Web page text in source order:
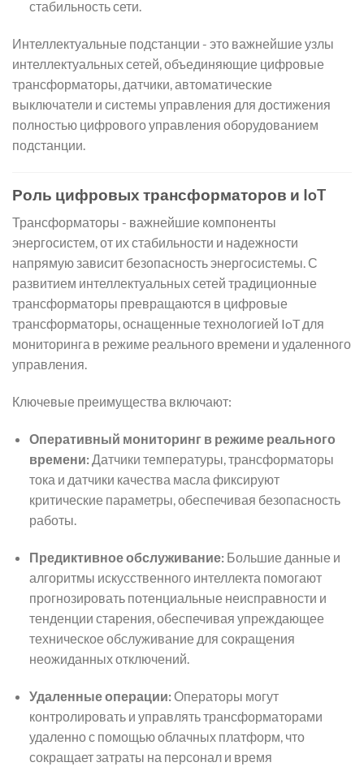
стабильность сети.
Интеллектуальные подстанции - это важнейшие узлы
интеллектуальных сетей, объединяющие цифровые
трансформаторы, датчики, автоматические
выключатели и системы управления для достижения
полностью цифрового управления оборудованием
подстанции.
Роль цифровых трансформаторов и IoT
Трансформаторы - важнейшие компоненты
энергосистем, от их стабильности и надежности
напрямую зависит безопасность энергосистемы. С
развитием интеллектуальных сетей традиционные
трансформаторы превращаются в цифровые
трансформаторы, оснащенные технологией IoT для
мониторинга в режиме реального времени и удаленного
управления.
Ключевые преимущества включают:
Оперативный мониторинг в режиме реального
времени:Датчики температуры, трансформаторы
тока и датчики качества масла фиксируют
критические параметры, обеспечивая безопасность
работы.
Предиктивное обслуживание:Большие данные и
алгоритмы искусственного интеллекта помогают
прогнозировать потенциальные неисправности и
тенденции старения, обеспечивая упреждающее
техническое обслуживание для сокращения
неожиданных отключений.
Удаленные операции:Операторы могут
контролировать и управлять трансформаторами
удаленно с помощью облачных платформ, что
сокращает затраты на персонал и время